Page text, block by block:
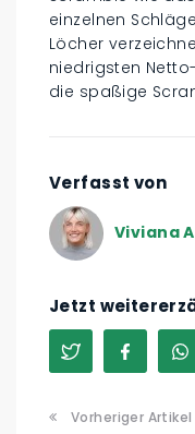
einzelnen
Löcher
niedrigsten
die spaßige
Verfasst von
Viviana
Jetzt
Vorheriger Artikel